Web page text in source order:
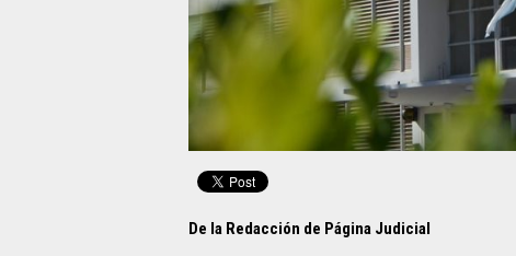
De la Redacción de Página Judicial